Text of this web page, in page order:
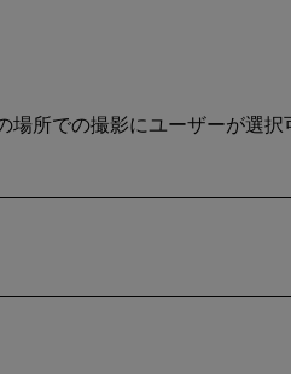
所での撮影にユーザーが選